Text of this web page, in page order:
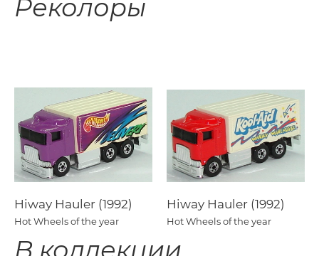
Реколоры
Hiway Hauler (1992)
Hot Wheels of the year
Hiway Hauler (1992)
Hot Wheels of the year